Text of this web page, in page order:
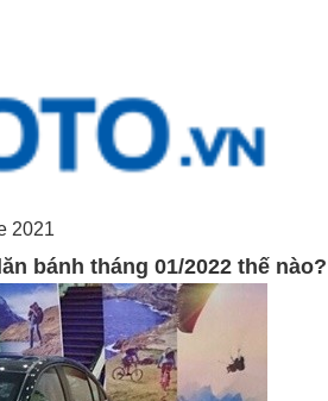
2021
bánh tháng 01/2022 thế nào?